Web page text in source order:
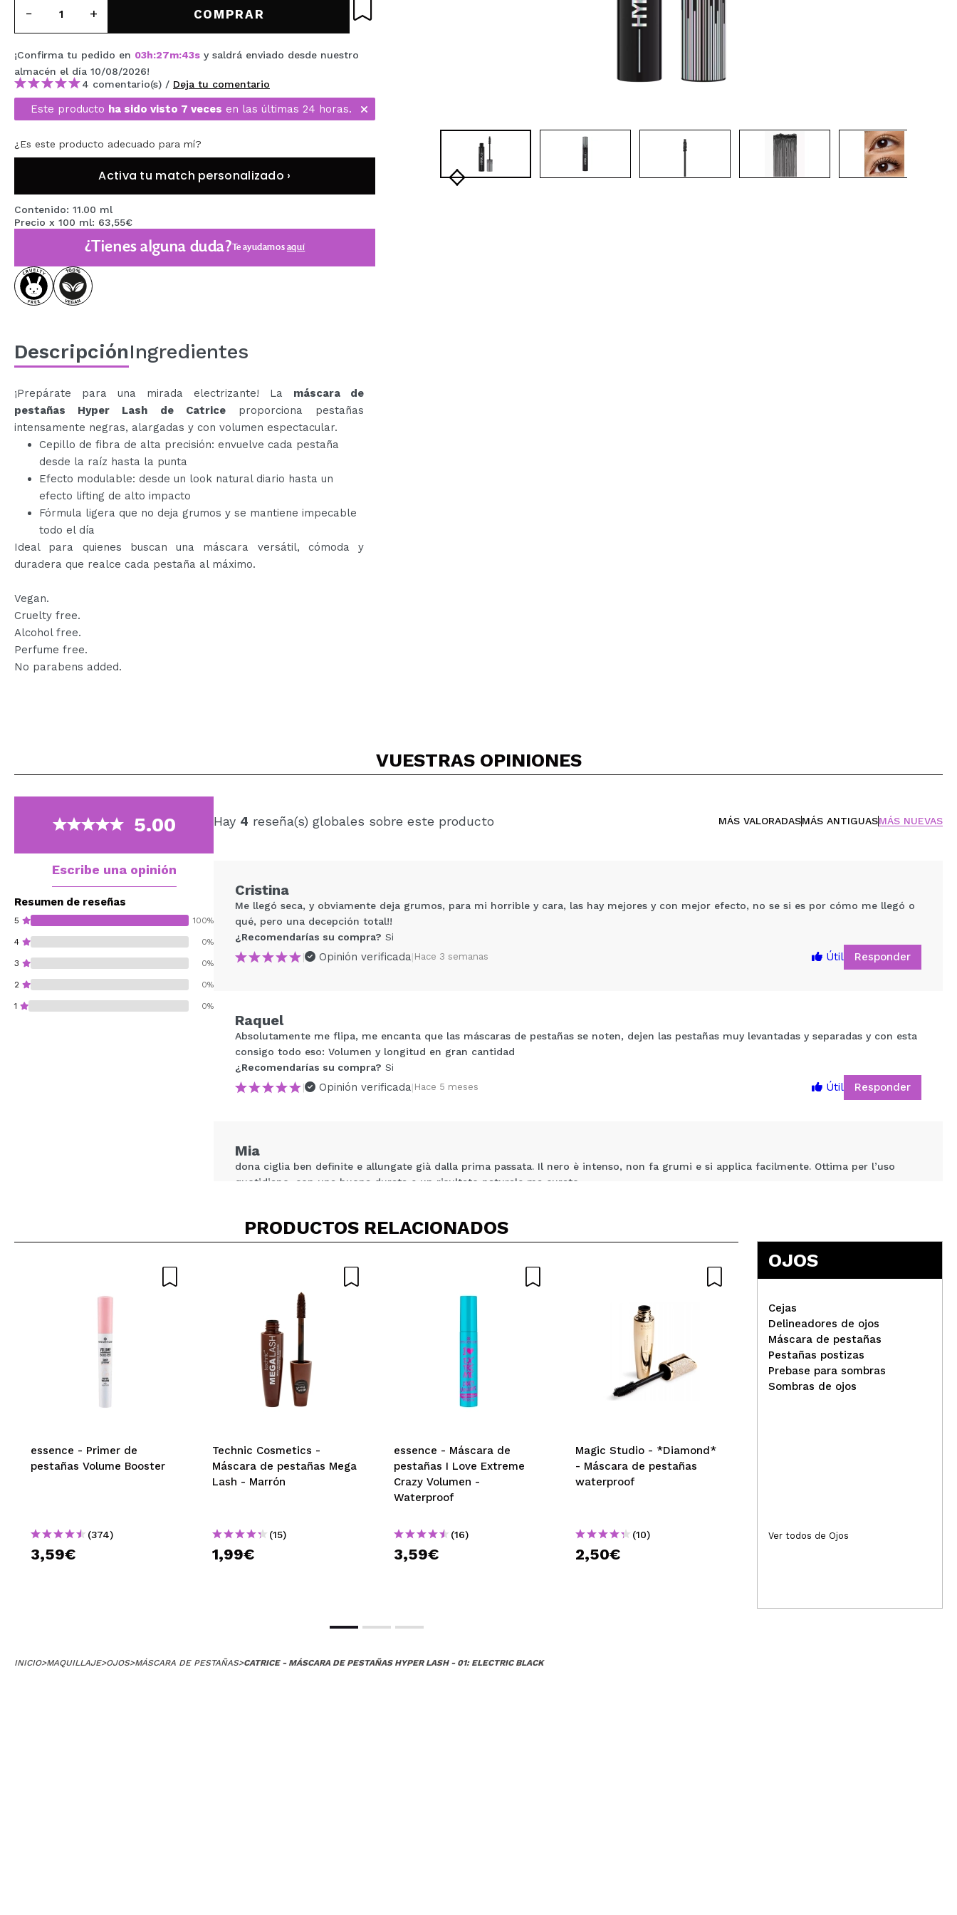
MAQUIFARMA
TRAVEL SIZE
NATURE
OFERTAS
¡HAN VUELTO!
PRÓXIMAMENTE
COMPRAR
¡Confirma tu pedido en 03h:27m:43s y saldrá enviado desde nuestro
almacén el día 10/08/2026!
4 comentario(s) / Deja tu comentario
Este producto ha sido visto 7 veces en las últimas 24 horas.
¿Es este producto adecuado para mí?
Activa tu match personalizado ›
Contenido: 11.00 ml
Precio x 100 ml: 63,55€
¿Tienes alguna duda?Te ayudamosaquí
DescripciónIngredientes
¡Prepárate para una mirada electrizante! La máscara de
pestañas Hyper Lash de Catriceproporciona pestañas
intensamente negras, alargadas y con volumen espectacular.
Cepillo de fibra de alta precisión: envuelve cada pestaña
desde la raíz hasta la punta
Efecto modulable: desde un look natural diario hasta un
efecto lifting de alto impacto
Fórmula ligera que no deja grumos y se mantiene impecable
todo el día
Ideal para quienes buscan una máscara versátil, cómoda y
duradera que realce cada pestaña al máximo.
Vegan.
Cruelty free.
Alcohol free.
Perfume free.
No parabens added.
VUESTRAS OPINIONES
5.00
Escribe una opinión
Resumen de reseñas
5 100%
4 0%
3 0%
2 0%
1 0%
Hay 4 reseña(s) globales sobre este producto MÁS VALORADASMÁS ANTIGUASMÁS NUEVAS
Tu vídeo podría ser el primero. Imagínatelo...
¿Recomendarías su compra? Si No
Cristina
Me llegó seca, y obviamente deja grumos, para mi horrible y cara, las hay mejores y con mejor efecto, no se si es por cómo me llegó o
qué, pero una decepción total!!
¿Recomendarías su compra? Si
|
Opinión verificada| Hace 3 semanas Útil Responder
Raquel
Absolutamente me flipa, me encanta que las máscaras de pestañas se noten, dejen las pestañas muy levantadas y separadas y con esta
consigo todo eso: Volumen y longitud en gran cantidad
¿Recomendarías su compra? Si
|
Opinión verificada| Hace 5 meses Útil Responder
Mia
dona ciglia ben definite e allungate già dalla prima passata. Il nero è intenso, non fa grumi e si applica facilmente. Ottima per l’uso
quotidiano, con una buona durata e un risultato naturale ma curato
Bien, ni mal ni muy buena. Correcta. Pero por su precio hay otras mucho mejores
¿Recomendarías su compra?
Hace 7 meses Responder
PRODUCTOS RELACIONADOS
essence - Primer de
pestañas Volume Booster
(374)
3,59€
Technic Cosmetics -
Máscara de pestañas Mega
Lash - Marrón
(15)
1,99€
essence - Máscara de
pestañas I Love Extreme
Crazy Volumen -
Waterproof
(16)
3,59€
Magic Studio - *Diamond*
- Máscara de pestañas
waterproof
(10)
2,50€
essence - Máscara de
pestañas Lash princess
(28)
OJOS
Cejas
Delineadores de ojos
Máscara de pestañas
Pestañas postizas
Prebase para sombras
Sombras de ojos
Ver todos de Ojos
INICIO>MAQUILLAJE>OJOS>MÁSCARA DE PESTAÑAS>CATRICE - MÁSCARA DE PESTAÑAS HYPER LASH - 01: ELECTRIC BLACK